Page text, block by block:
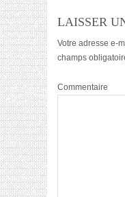
LAISSER
Votre adresse e-
champs
Commentaire